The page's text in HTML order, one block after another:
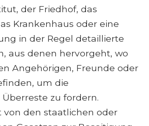
der Friedhof, das
Krankenhaus oder eine
in der Regel detaillierte
aus denen hervorgeht, wo
Angehörigen, Freunde oder
um die
zu fordern.
von den staatlichen oder